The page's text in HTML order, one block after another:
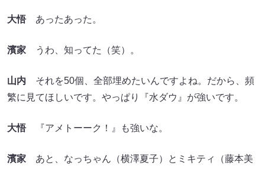
大悟あったあった。
濱家 うわ、知ってた（笑）。
山内 それを50個、全部埋めたいんですよね。だから、頻
繁に見てほしいです。やっぱり『水ダウ』が強いです。
大悟『アメトーーク！』も強いな。
濱家 あと、なっちゃん（横澤夏子）とミキティ（藤本美